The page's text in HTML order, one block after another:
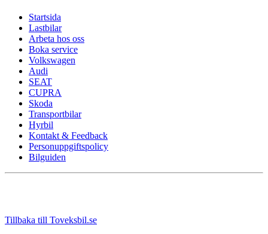
Startsida
Lastbilar
Arbeta hos oss
Boka service
Volkswagen
Audi
SEAT
CUPRA
Skoda
Transportbilar
Hyrbil
Kontakt & Feedback
Personuppgiftspolicy
Bilguiden
Tillbaka till Toveksbil.se